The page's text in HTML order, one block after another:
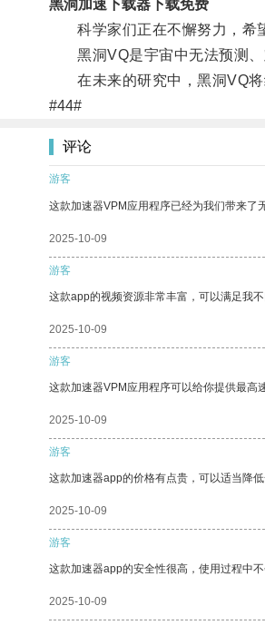
黑洞加速下载器下载免费
科学家们正在不懈努力，希望
黑洞VQ是宇宙中无法预测、
在未来的研究中，黑洞VQ将
#44#
评论
游客
这款加速器VPM应用程序已经为我们带来了
2025-10-09
游客
这款app的视频资源非常丰富，可以满足我不
2025-10-09
游客
这款加速器VPM应用程序可以给你提供最高
2025-10-09
游客
这款加速器app的价格有点贵，可以适当降低
2025-10-09
游客
这款加速器app的安全性很高，使用过程中
2025-10-09